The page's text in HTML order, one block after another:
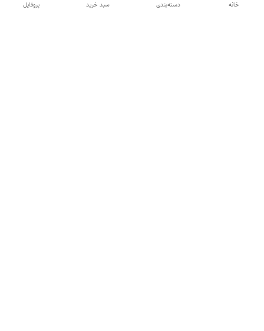
پروفایل سبد خرید دسته‌بندی خانه